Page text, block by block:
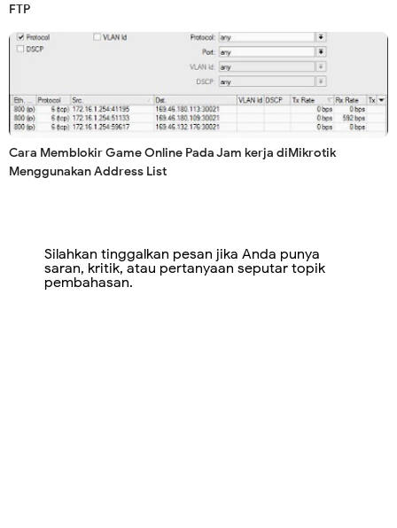
FTP
Cara Memblokir Game Online Pada Jam kerja diMikrotik
Menggunakan Address List
Silahkan tinggalkan pesan jika Anda punya
saran, kritik, atau pertanyaan seputar topik
pembahasan.